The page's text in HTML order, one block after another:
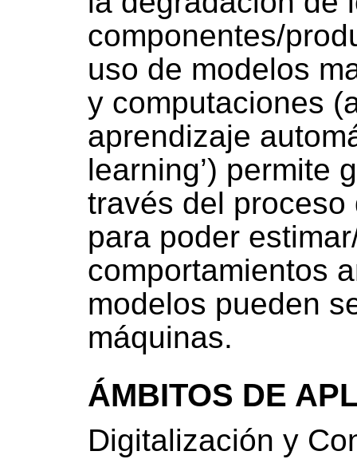
componentes/
uso de modelos
y computaciones
aprendizaje
learning’) permite
través del proceso
para poder
comportamientos
modelos pueden
máquinas.
ÁMBITOS DE
Digitalización y